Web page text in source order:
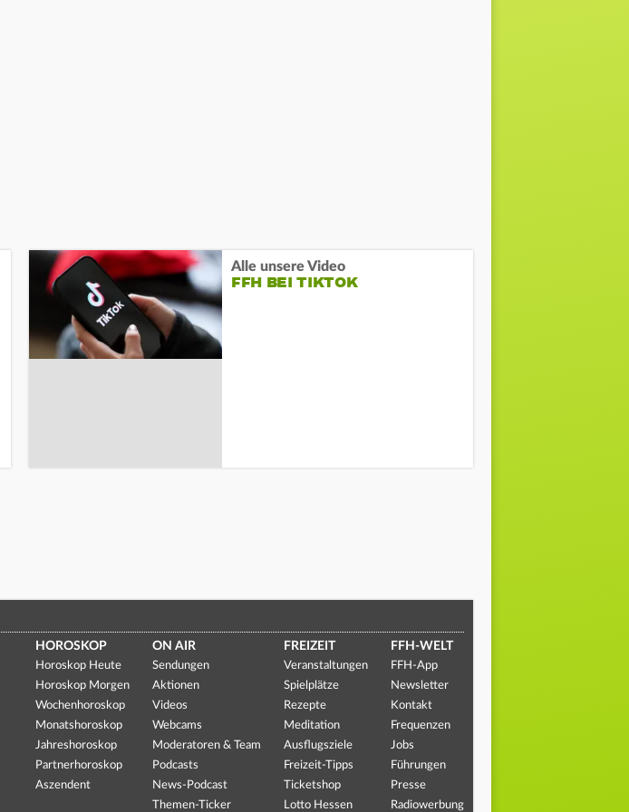
Alle unsere Video
FFH BEI TIKTOK
HOROSKOP
Horoskop Heute
Horoskop Morgen
Wochenhoroskop
Monatshoroskop
Jahreshoroskop
Partnerhoroskop
Aszendent
ON AIR
Sendungen
Aktionen
Videos
Webcams
Moderatoren & Team
Podcasts
News-Podcast
Themen-Ticker
FREIZEIT
Veranstaltungen
Spielplätze
Rezepte
Meditation
Ausflugsziele
Freizeit-Tipps
Ticketshop
Lotto Hessen
FFH-WELT
FFH-App
Newsletter
Kontakt
Frequenzen
Jobs
Führungen
Presse
Radiowerbung